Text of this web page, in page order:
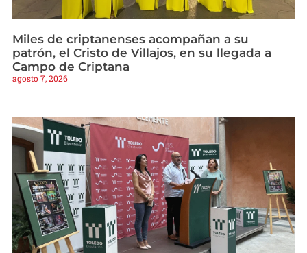
Miles de criptanenses acompañan a su
patrón, el Cristo de Villajos, en su llegada a
Campo de Criptana
agosto 7, 2026